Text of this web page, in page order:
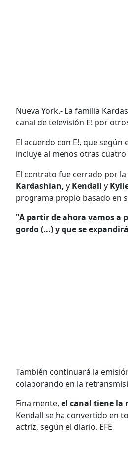
Nueva York.- La familia
canal de televisión E! por
El acuerdo con E!, que
incluye al menos otras
El contrato fue cerrado por
Kardashian, y Kendall y
programa propio basado en
"A partir de ahora vamos a
gordo (...) y que se
También continuará la
colaborando en la
Finalmente, el canal tiene la
Kendall se ha convertido en
actriz, según el diario. EFE